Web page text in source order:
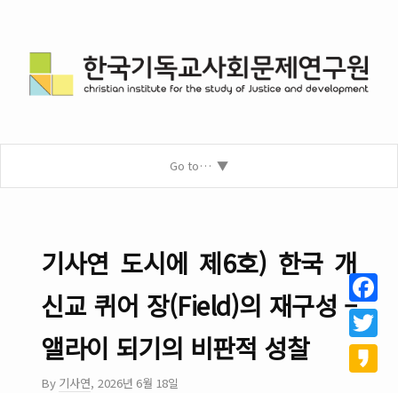
Go to…
기사연 도시에 제6호) 한국 개
신교 퀴어 장(Field)의 재구성 –
앨라이 되기의 비판적 성찰
By 기사연, 2026년 6월 18일
Twitter